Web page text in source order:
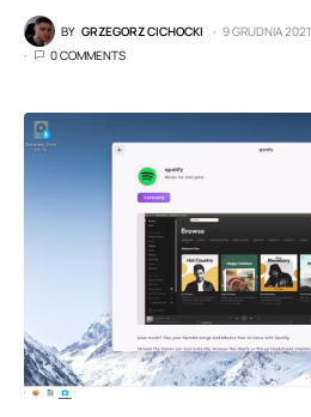
BY GRZEGORZ CICHOCKI 9 GRUDNIA 2021
0 COMMENTS